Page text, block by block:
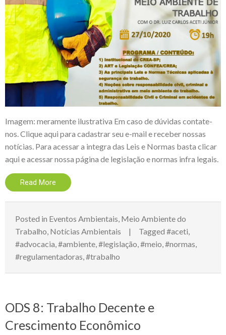
Imagem: meramente ilustrativa Em caso de dúvidas contate-
nos. Clique aqui para cadastrar seu e-mail e receber nossas
notícias. Para acessar a integra das Leis e Normas basta clicar
aqui e acessar nossa página de legislação e normas infra legais.
Read More
Posted in Eventos Ambientais Meio Ambiente do
Trabalho Notícias Ambientais Tagged #aceti
#advocacia #ambiente #legislação #meio #normas
#regulamentadoras #trabalho
ODS 8: Trabalho Decente e
Crescimento Econômico